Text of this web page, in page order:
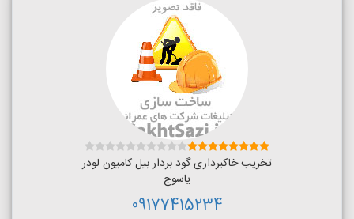
تخریب خاکبرداری گود بردار بیل کامیون لودر
یاسوج
09177415234